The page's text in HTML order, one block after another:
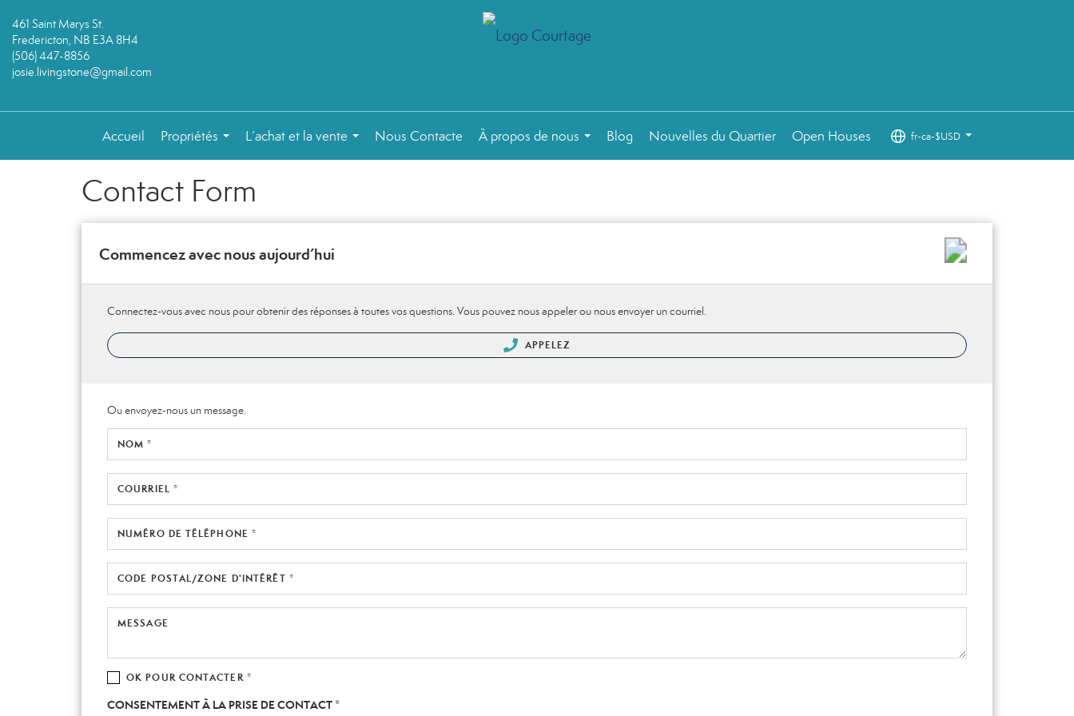
461 Saint Marys St.
Fredericton, NB E3A 8H4
(506) 447-8856
josie.livingstone@gmail.com
Accueil
Propriétés
...
L’achat et la vente
...
Nous Contacte
À propos de nous
...
Blog Nouvelles du Quartier Open Houses
fr-ca-$USD
...
Contact Form
Commencez avec nous aujourd’hui
Connectez-vous avec nous pour obtenir des réponses à toutes vos questions. Vous pouvez nous appeler ou nous envoyer un courriel.
APPELEZ
Ou envoyez-nous un message.
NOM *
COURRIEL *
NUMÉRO DE TÉLÉPHONE *
CODE POSTAL/ZONE D'INTÉRÊT *
MESSAGE
OK POUR CONTACTER *
CONSENTEMENT À LA PRISE DE CONTACT *